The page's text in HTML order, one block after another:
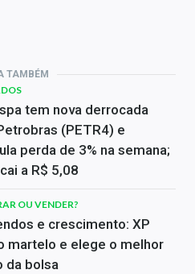
TAMBÉM
tem nova derrocada
(PETR4) e
perda de 3% na semana;
a R$ 5,08
OU VENDER?
e crescimento: XP
martelo e elege o melhor
da bolsa